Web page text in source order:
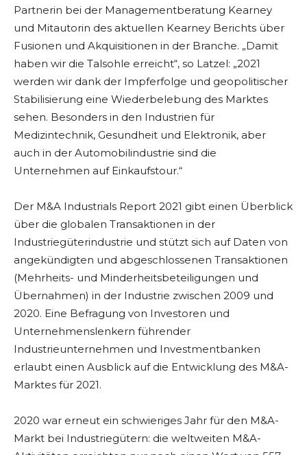
Partnerin bei der Managementberatung Kearney
und Mitautorin des aktuellen Kearney Berichts über
Fusionen und Akquisitionen in der Branche. „Damit
haben wir die Talsohle erreicht“, so Latzel: „2021
werden wir dank der Impferfolge und geopolitischer
Stabilisierung eine Wiederbelebung des Marktes
sehen. Besonders in den Industrien für
Medizintechnik, Gesundheit und Elektronik, aber
auch in der Automobilindustrie sind die
Unternehmen auf Einkaufstour.“
Der M&A Industrials Report 2021 gibt einen Überblick
über die globalen Transaktionen in der
Industriegüterindustrie und stützt sich auf Daten von
angekündigten und abgeschlossenen Transaktionen
(Mehrheits- und Minderheitsbeteiligungen und
Übernahmen) in der Industrie zwischen 2009 und
2020. Eine Befragung von Investoren und
Unternehmenslenkern führender
Industrieunternehmen und Investmentbanken
erlaubt einen Ausblick auf die Entwicklung des M&A-
Marktes für 2021.
2020 war erneut ein schwieriges Jahr für den M&A-
Markt bei Industriegütern: die weltweiten M&A-